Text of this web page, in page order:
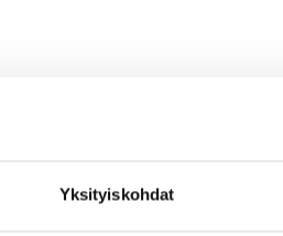
Yksityiskohdat